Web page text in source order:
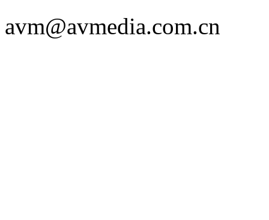
avm@avmedia.com.cn